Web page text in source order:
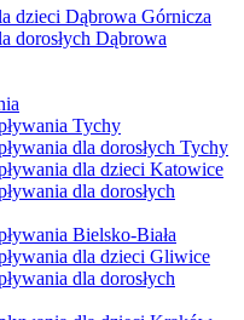
dzieci Dąbrowa Górnicza
dorosłych Dąbrowa
Tychy
dla dorosłych Tychy
dla dzieci Katowice
dla dorosłych
Bielsko-Biała
dla dzieci Gliwice
dla dorosłych